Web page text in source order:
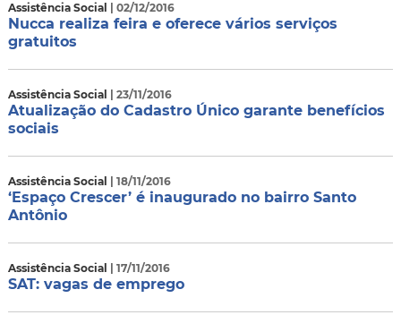
Assistência Social | 02/12/2016
Nucca realiza feira e oferece vários serviços
gratuitos
Assistência Social | 23/11/2016
Atualização do Cadastro Único garante benefícios
sociais
Assistência Social | 18/11/2016
‘Espaço Crescer’ é inaugurado no bairro Santo
Antônio
Assistência Social | 17/11/2016
SAT: vagas de emprego